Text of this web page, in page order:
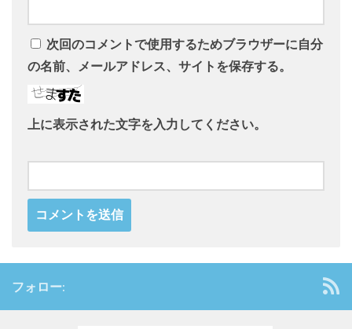
次回のコメントで使用するためブラウザーに自分
の名前、メールアドレス、サイトを保存する。
上に表示された文字を入力してください。
フォロー: